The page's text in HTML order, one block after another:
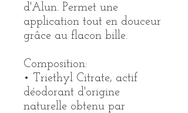
d'Alun. Permet une
application tout en douceur
grâce au flacon bille.
Composition:
• Triethyl Citrate, actif
déodorant d'origine
naturelle obtenu par